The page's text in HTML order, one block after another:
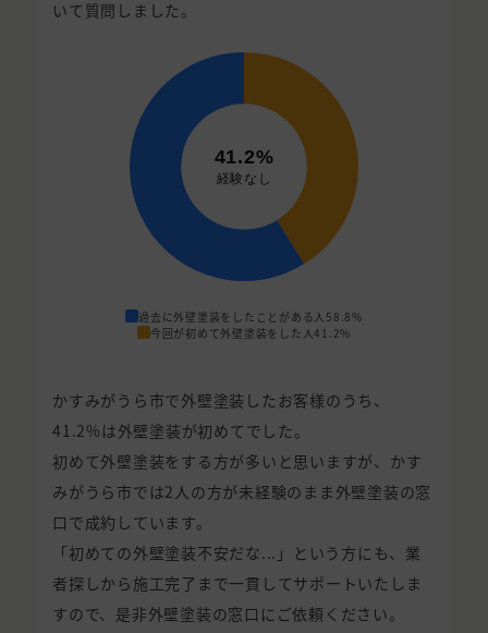
いて質問しました。
過去に外壁塗装をしたことがある人 58.8%
今回が初めて外壁塗装をした人41.2%
かすみがうら市で外壁塗装したお客様のうち、
41.2%は外壁塗装が初めてでした。
初めて外壁塗装をする方が多いと思いますが、かす
みがうら市では2人の方が未経験のまま外壁塗装の窓
口で成約しています。
「初めての外壁塗装不安だな...」という方にも、業
者探しから施工完了まで一貫してサポートいたしま
すので、是非外壁塗装の窓口にご依頼ください。